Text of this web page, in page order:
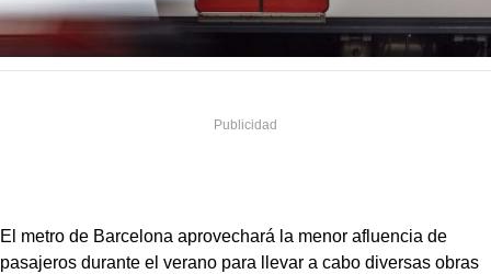
El metro de Barcelona aprovechará la menor afluencia de
pasajeros durante el verano para llevar a cabo diversas obras